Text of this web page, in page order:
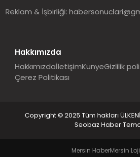
Reklam & İşbirliği:
Hakkımızda
HakkımızdaİletişimKünyeGizlilik
Çerez Politikası
Copyright © 2025 Tüm hakları
Seobaz Haber
Mersin HaberMersin